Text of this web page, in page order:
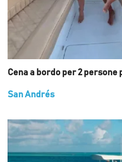
Cena a bordo per 2 persone
San Andrés